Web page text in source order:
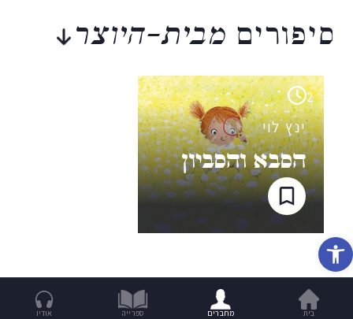
פתח סרגל נגישות
סיפורים מבית-היוצר
2
ינץ לוי
הסבא והסביון
בית מחברים ספרייה אודיו